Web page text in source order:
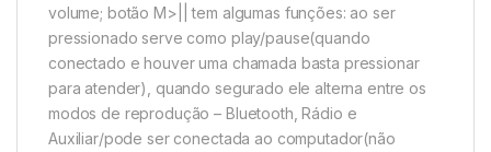
volume; botão M>|| tem algumas funções: ao ser
pressionado serve como play/pause(quando
conectado e houver uma chamada basta pressionar
para atender), quando segurado ele alterna entre os
modos de reprodução – Bluetooth, Rádio e
Auxiliar/pode ser conectada ao computador(não